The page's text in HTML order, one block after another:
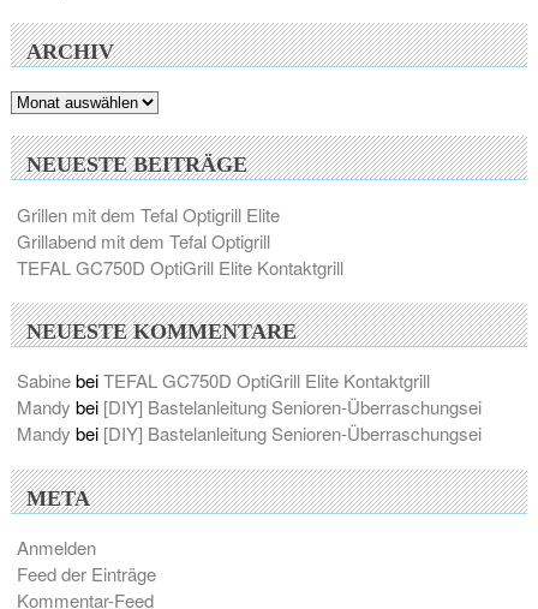
ARCHIV
Archiv
NEUESTE BEITRÄGE
Grillen mit dem Tefal Optigrill Elite
Grillabend mit dem Tefal Optigrill
TEFAL GC750D OptiGrill Elite Kontaktgrill
NEUESTE KOMMENTARE
SabinebeiTEFAL GC750D OptiGrill Elite Kontaktgrill
Mandy bei [DIY] Bastelanleitung Senioren-Überraschungsei
Mandy bei [DIY] Bastelanleitung Senioren-Überraschungsei
META
Anmelden
Feed der Einträge
Kommentar-Feed